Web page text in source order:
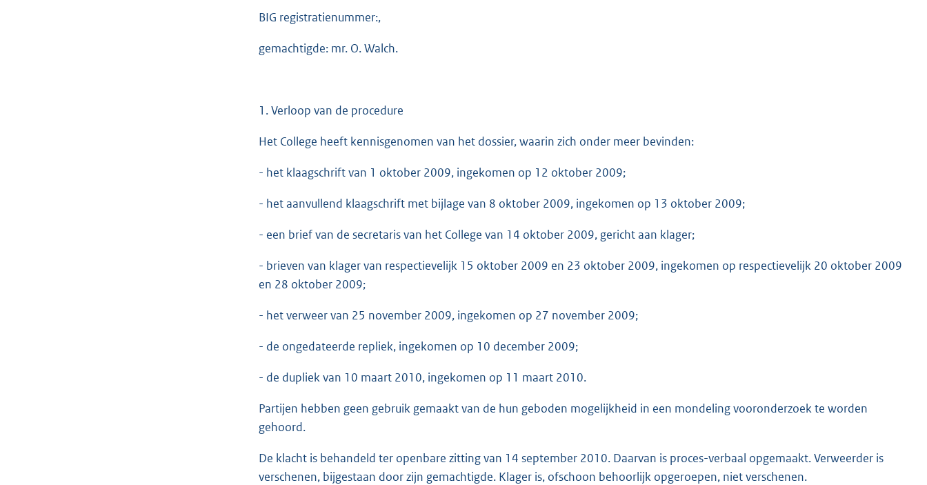
BIG registratienummer:,
gemachtigde: mr. O. Walch.
1. Verloop van de procedure
Het College heeft kennisgenomen van het dossier, waarin zich onder meer bevinden:
- het klaagschrift van 1 oktober 2009, ingekomen op 12 oktober 2009;
- het aanvullend klaagschrift met bijlage van 8 oktober 2009, ingekomen op 13 oktober 2009;
- een brief van de secretaris van het College van 14 oktober 2009, gericht aan klager;
- brieven van klager van respectievelijk 15 oktober 2009 en 23 oktober 2009, ingekomen op respectievelijk 20 oktober 2009
en 28 oktober 2009;
- het verweer van 25 november 2009, ingekomen op 27 november 2009;
- de ongedateerde repliek, ingekomen op 10 december 2009;
- de dupliek van 10 maart 2010, ingekomen op 11 maart 2010.
Partijen hebben geen gebruik gemaakt van de hun geboden mogelijkheid in een mondeling vooronderzoek te worden
gehoord.
De klacht is behandeld ter openbare zitting van 14 september 2010. Daarvan is proces-verbaal opgemaakt. Verweerder is
verschenen, bijgestaan door zijn gemachtigde. Klager is, ofschoon behoorlijk opgeroepen, niet verschenen.